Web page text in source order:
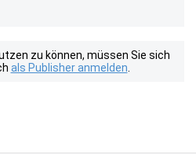
zu können, müssen Sie sich
als Publisher anmelden